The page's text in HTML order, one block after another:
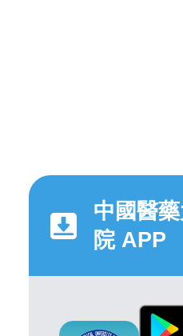
中國醫
院 APP